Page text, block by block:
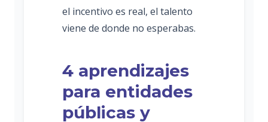
el incentivo es real, el talento
viene de donde no esperabas.
4 aprendizajes
para entidades
públicas y